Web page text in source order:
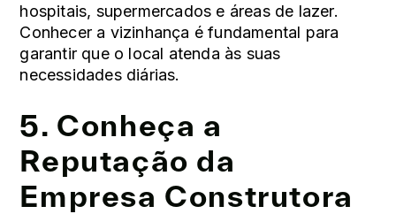
hospitais, supermercados e áreas de lazer.
Conhecer a vizinhança é fundamental para
garantir que o local atenda às suas
necessidades diárias.
5. Conheça a
Reputação da
Empresa Construtora